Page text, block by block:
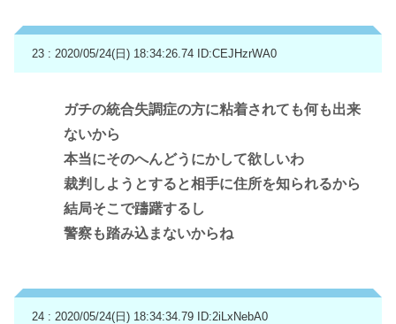
23 : 2020/05/24(日) 18:34:26.74 ID:CEJHzrWA0
ガチの統合失調症の方に粘着されても何も出来
ないから
本当にそのへんどうにかして欲しいわ
裁判しようとすると相手に住所を知られるから
結局そこで躊躇するし
警察も踏み込まないからね
24 : 2020/05/24(日) 18:34:34.79 ID:2iLxNebA0